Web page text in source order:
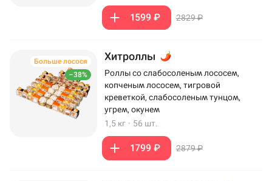
1599 ₽ 2829 ₽
–38%
Больше лосося Хитроллы
Роллы со слабосоленым лососем,
копченым лососем, тигровой
креветкой, слабосоленым тунцом,
угрем, окунем
1,5 кг · 56 шт.
1799 ₽ 2879 ₽